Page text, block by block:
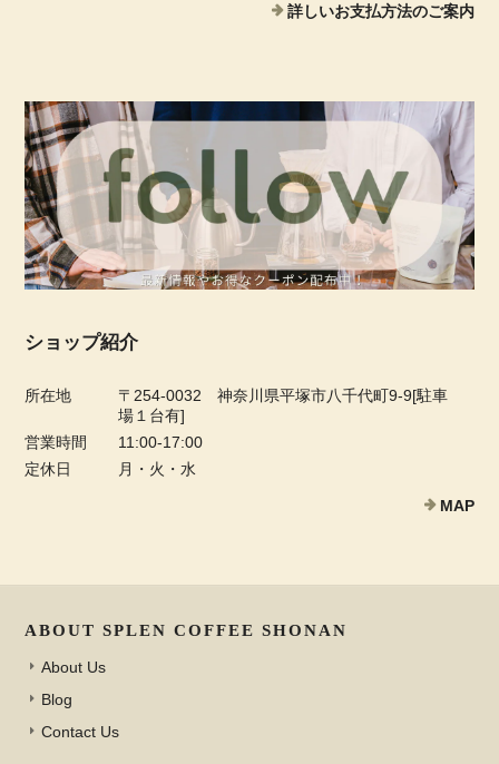
詳しいお支払方法のご案内
ショップ紹介
所在地
〒254-0032 神奈川県平塚市八千代町9-9[駐車
場１台有]
営業時間
11:00-17:00
定休日
月・火・水
MAP
ABOUT SPLEN COFFEE SHONAN
About Us
Blog
Contact Us